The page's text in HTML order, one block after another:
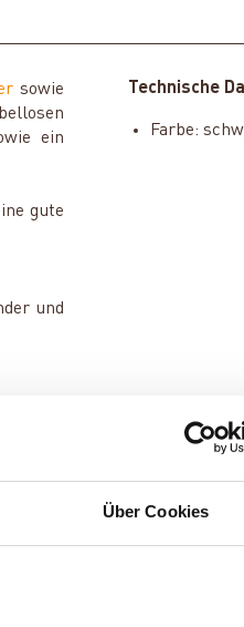
Über Cookies
sowie
ein
gute
und
Technische
Farbe: